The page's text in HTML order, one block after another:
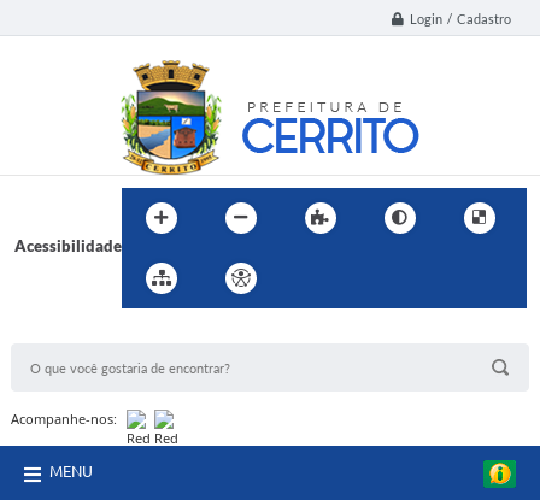
Login / Cadastro
Acessibilidade
Acompanhe-nos:
MENU